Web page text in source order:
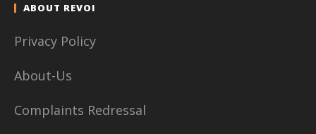
ABOUT REVOI
Privacy Policy
About-Us
Complaints Redressal